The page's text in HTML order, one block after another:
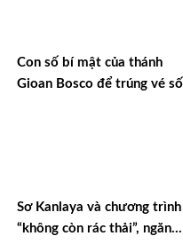
Con số bí mật của thánh
Gioan Bosco để trúng vé số
Sơ Kanlaya và chương trình
“không còn rác thải”, ngăn